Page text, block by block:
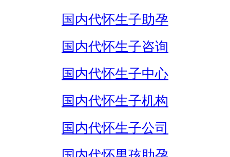
国内代怀生子助孕
国内代怀生子咨询
国内代怀生子中心
国内代怀生子机构
国内代怀生子公司